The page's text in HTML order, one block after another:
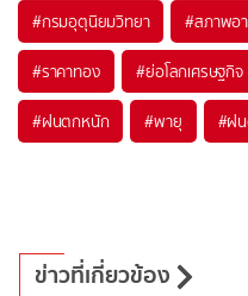
#กรมอุตุนิยมวิทยา #สภาพอ
#ราคาทอง #ย่อโลกเศรษฐกิจ
#ฝนตกหนัก #พายุ #ฝ
ข่าวที่เกี่ยวข้อง